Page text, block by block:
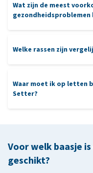
borstelen
nagels
Wat zijn de meest
Progressieve Retina Atrofie
Welke rassen zijn
hij vriendelijk, intelligent en
Engelse Setter
Waar moet ik op letten
Setter?
Voor welk baasje
geschikt?